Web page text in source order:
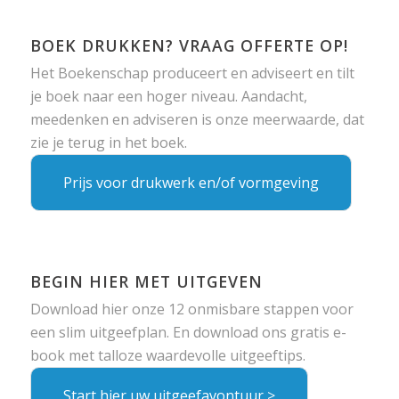
BOEK DRUKKEN? VRAAG OFFERTE OP!
Het Boekenschap produceert en adviseert en tilt
je boek naar een hoger niveau. Aandacht,
meedenken en adviseren is onze meerwaarde, dat
zie je terug in het boek.
Prijs voor drukwerk en/of vormgeving
BEGIN HIER MET UITGEVEN
Download hier onze 12 onmisbare stappen voor
een slim uitgeefplan. En download ons gratis e-
book met talloze waardevolle uitgeeftips.